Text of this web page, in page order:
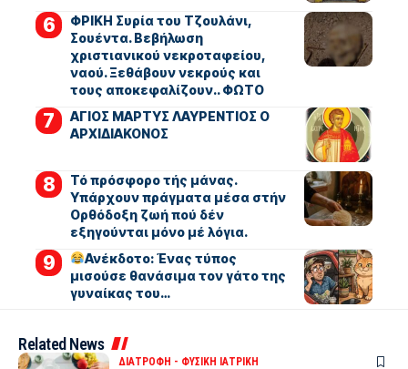
ΦΡΙΚΗ Συρία του Τζουλάνι,
Σουέντα. Βεβήλωση
χριστιανικού νεκροταφείου,
ναού. Ξεθάβουν νεκρούς και
τους αποκεφαλίζουν.. ΦΩΤΟ
ΑΓΙΟΣ ΜΑΡΤΥΣ ΛΑΥΡΕΝΤΙΟΣ Ο
ΑΡΧΙΔΙΑΚΟΝΟΣ
Τό πρόσφορο τής μάνας.
Υπάρχουν πράγματα μέσα στήν
Ορθόδοξη ζωή πού δέν
εξηγούνται μόνο μέ λόγια.
Ανέκδοτο: Ένας τύπος
μισούσε θανάσιμα τον γάτο της
γυναίκας του…
Related News
ΔΙΑΤΡΟΦΗ - ΦΥΣΙΚΗ ΙΑΤΡΙΚΗ